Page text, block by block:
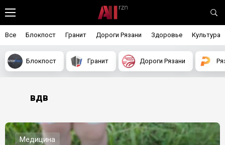
Все Блокпост Гранит Дороги Рязани Здоровье Культура
Блокпост Гранит Дороги Рязани
вдв
Медицина